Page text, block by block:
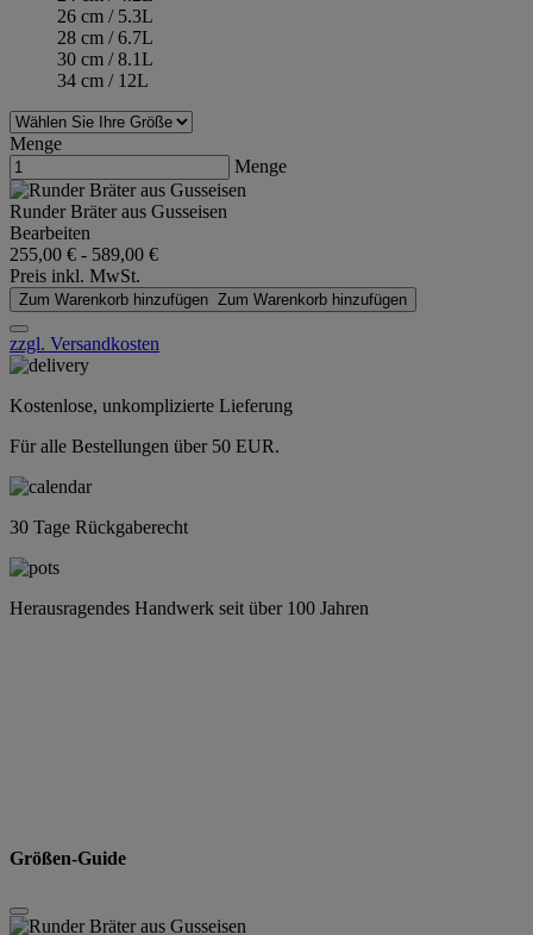
26 cm / 5.3L
28 cm / 6.7L
30 cm / 8.1L
34 cm / 12L
Menge
Menge
Runder Bräter aus Gusseisen
Bearbeiten
255,00 € - 589,00 €
Preis inkl. MwSt.
Zum Warenkorb hinzufügen Zum Warenkorb hinzufügen
zzgl. Versandkosten
Kostenlose, unkomplizierte Lieferung
Für alle Bestellungen über 50 EUR.
30 Tage Rückgaberecht
Herausragendes Handwerk seit über 100 Jahren
Größen-Guide